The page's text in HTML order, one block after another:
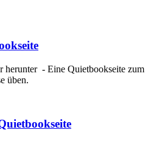
herunter - Eine Quietbookseite zum
üben.